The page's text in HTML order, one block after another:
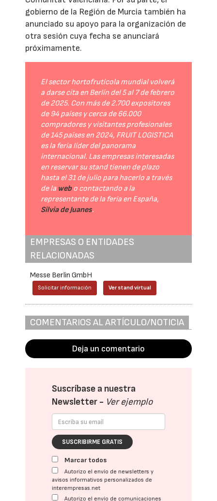
gobierno de la Región de Murcia también ha
anunciado su apoyo para la organización de
otra sesión cuya fecha se anunciará
próximamente.
El sector hortofrutícola mundial volverá
a darse cita en Berlín del 5 al 7 de febrero
de 2025. Con más de 2.700 expositores
de 94 países y cerca de 66.000
compradores y visitantes profesionales
de 145 países en 2024, FRUIT LOGISTICA
es la feria líder del panorama
internacional. Las empresas interesadas
en reservar su stand tienen de plazo
hasta el 31 de julio para hacerlo a través
de la webo contactando a la
representante de la feria en España,
Silvia de Juanes.
EMPRESAS O ENTIDADES
RELACIONADAS
Messe Berlin GmbH
Solicitar información Ver stand virtual
COMENTARIOS AL ARTÍCULO/NOTICIA
Deja un comentario
Suscríbase a nuestra
Newsletter - Ver ejemplo
SUSCRIBIRME GRATIS
Marcar todos
Autorizo el envío de newsletters y
avisos informativos personalizados de
interempresas.net
Autorizo el envío de comunicaciones